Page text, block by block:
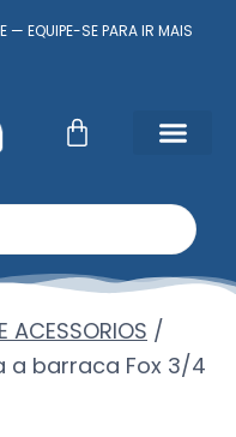
— EQUIPE-SE PARA IR MAIS
ACESSORIOS /
a barraca Fox 3/4